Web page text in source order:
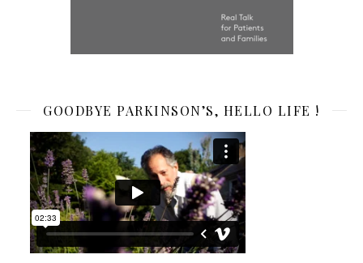
GOODBYE PARKINSON’S, HELLO LIFE !